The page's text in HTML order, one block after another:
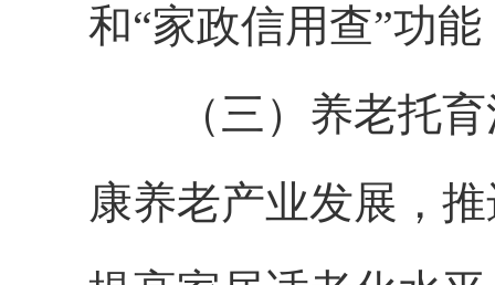
和“家政信用查”功
（三）养老托育
康养老产业发展，